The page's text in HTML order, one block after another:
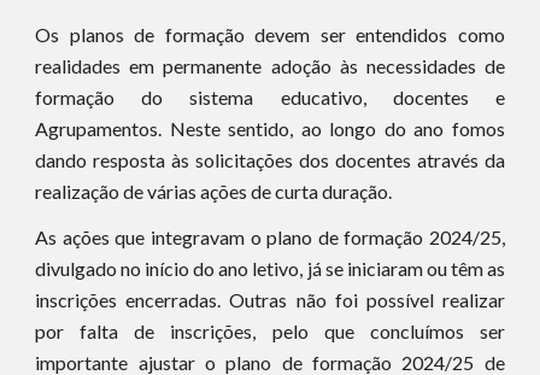
Os planos de formação devem ser entendidos como
realidades em permanente adoção às necessidades de
formação do sistema educativo, docentes e
Agrupamentos. Neste sentido, ao longo do ano fomos
dando resposta às solicitações dos docentes através da
realização de várias ações de curta duração.
As ações que integravam o plano de formação 2024/25,
divulgado no início do ano letivo, já se iniciaram ou têm as
inscrições encerradas. Outras não foi possível realizar
por falta de inscrições, pelo que concluímos ser
importante ajustar o plano de formação 2024/25 de